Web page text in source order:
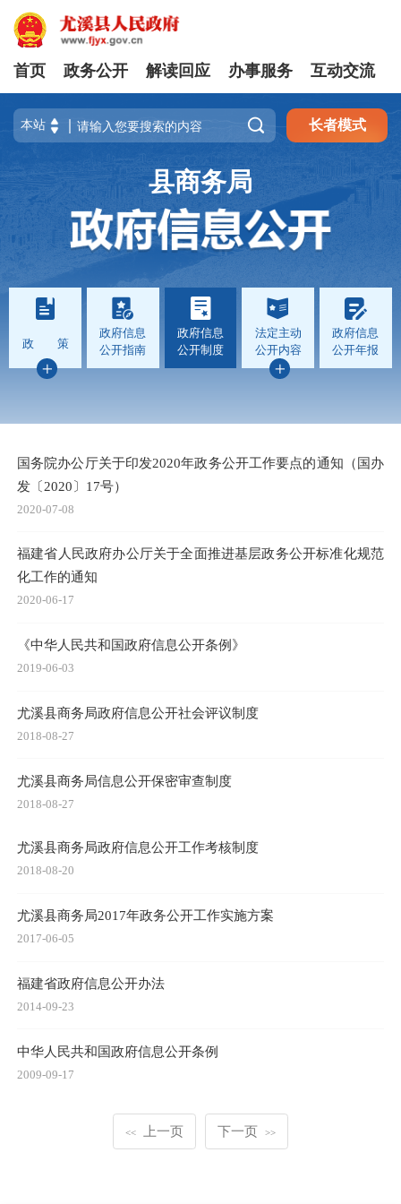
首页 政务公开 解读回应 办事服务 互动交流
 长者模式
县商务局
政 策
政府信息
公开指南
政府信息
公开制度
法定主动
公开内容
政府信息
公开年报
国务院办公厅关于印发2020年政务公开工作要点的通知（国办
发〔2020〕17号）
2020-07-08
福建省人民政府办公厅关于全面推进基层政务公开标准化规范
化工作的通知
2020-06-17
《中华人民共和国政府信息公开条例》
2019-06-03
尤溪县商务局政府信息公开社会评议制度
2018-08-27
尤溪县商务局信息公开保密审查制度
2018-08-27
尤溪县商务局政府信息公开工作考核制度
2018-08-20
尤溪县商务局2017年政务公开工作实施方案
2017-06-05
福建省政府信息公开办法
2014-09-23
中华人民共和国政府信息公开条例
2009-09-17
<< 上一页 下一页 >>